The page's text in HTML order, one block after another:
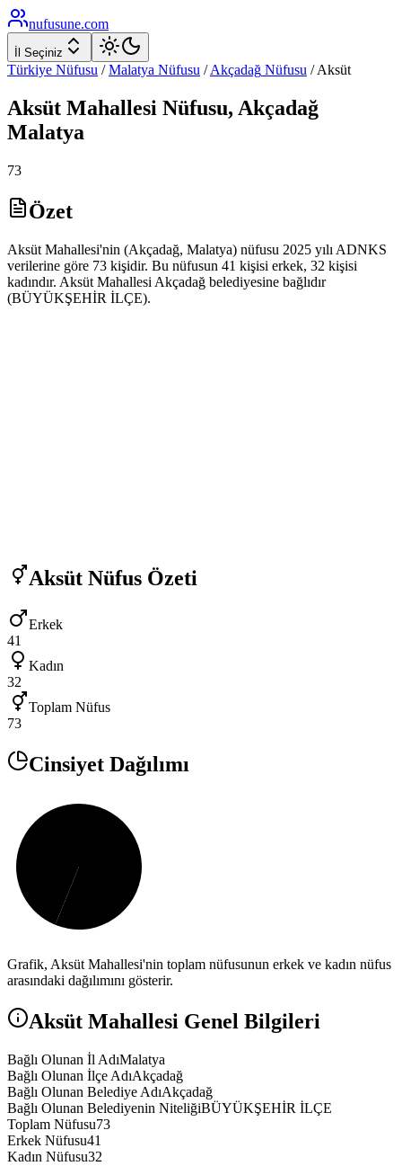
nufusune.com
İl Seçiniz
Türkiye Nüfusu / Malatya Nüfusu / Akçadağ Nüfusu /Aksüt
Aksüt Mahallesi Nüfusu, Akçadağ
Malatya
73
Özet
Aksüt Mahallesi'nin (Akçadağ, Malatya) nüfusu 2025 yılı ADNKS
verilerine göre 73 kişidir. Bu nüfusun 41 kişisi erkek, 32 kişisi
kadındır. Aksüt Mahallesi Akçadağ belediyesine bağlıdır
(BÜYÜKŞEHİR İLÇE).
Aksüt Nüfus Özeti
Erkek
41
Kadın
32
Toplam Nüfus
73
Cinsiyet Dağılımı
Grafik, Aksüt Mahallesi'nin toplam nüfusunun erkek ve kadın nüfus
arasındaki dağılımını gösterir.
Aksüt Mahallesi Genel Bilgileri
Bağlı Olunan İl AdıMalatya
Bağlı Olunan İlçe AdıAkçadağ
Bağlı Olunan Belediye AdıAkçadağ
Bağlı Olunan Belediyenin NiteliğiBÜYÜKŞEHİR İLÇE
Toplam Nüfusu73
Erkek Nüfusu41
Kadın Nüfusu32